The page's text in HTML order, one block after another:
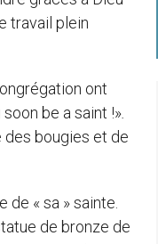
travail plein
ont
be a saint !»
des bougies et de
« sa » sainte.
de bronze de